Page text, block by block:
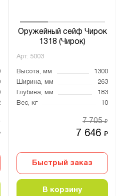
Оружейный сейф Чирок
1318 (Чирок)
Арт. 5003
Высота, мм
1300
Ширина, мм
263
Глубина, мм
183
Вес, кг
10
7 646₽
7 705₽
Быстрый заказ
В корзину
и ключевой